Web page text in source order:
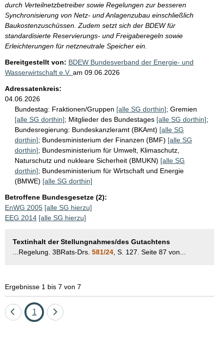
durch Verteilnetzbetreiber sowie Regelungen zur besseren
Synchronisierung von Netz- und Anlagenzubau einschließlich
Baukostenzuschüssen. Zudem setzt sich der BDEW für
standardisierte Reservierungs- und Freigaberegeln sowie
Erleichterungen für netzneutrale Speicher ein.
Bereitgestellt von: BDEW Bundesverband der Energie- und
Wasserwirtschaft e.V. am 09.06.2026
Adressatenkreis:
04.06.2026
Bundestag: Fraktionen/Gruppen [alle SG dorthin]; Gremien
[alle SG dorthin]; Mitglieder des Bundestages [alle SG dorthin];
Bundesregierung: Bundeskanzleramt (BKAmt) [alle SG
dorthin]; Bundesministerium der Finanzen (BMF) [alle SG
dorthin]; Bundesministerium für Umwelt, Klimaschutz,
Naturschutz und nukleare Sicherheit (BMUKN) [alle SG
dorthin]; Bundesministerium für Wirtschaft und Energie
(BMWE) [alle SG dorthin]
Betroffene Bundesgesetze (2):
EnWG 2005 [alle SG hierzu]
EEG 2014 [alle SG hierzu]
Textinhalt der Stellungnahmes/des Gutachtens
...Regelung. 3BRats-Drs. 581/24 , S. 127. Seite 87 von...
Ergebnisse 1 bis 7 von 7
EineSeite
1
Eine